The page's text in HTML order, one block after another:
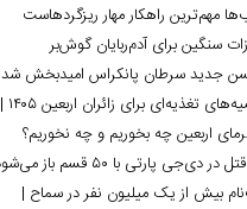
مهم‌ترین راهکار مهار ریزگردهاست
سنگین برای آدم‌ربایان گوش‌بر
جدید سرطان پانکراس امیدبخش شد
توصیه‌های تغذیه‌ای برای زائران اربعین ۱۴۰۵ |
اربعین چه بخوریم و چه نخوریم؟
در دی‌جی پارتی با ۵۰ قسم باز می‌شود
بیش از یک میلیون نفر در سماح |